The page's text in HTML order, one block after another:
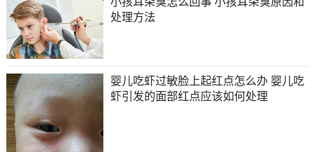
处理方法
婴儿吃虾过敏脸上起红点怎么办 婴儿吃
虾引发的面部红点应该如何处理